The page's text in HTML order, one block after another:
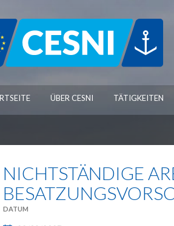
ÜBER CESNI TÄTIGKEITEN
NICHTSTÄNDIGE
DATUM